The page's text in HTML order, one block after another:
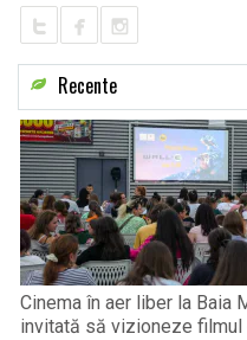
Recente
Cinema în aer liber la Baia
invitată să vizioneze filmul